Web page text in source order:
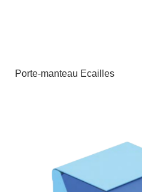
Porte-manteau Ecailles